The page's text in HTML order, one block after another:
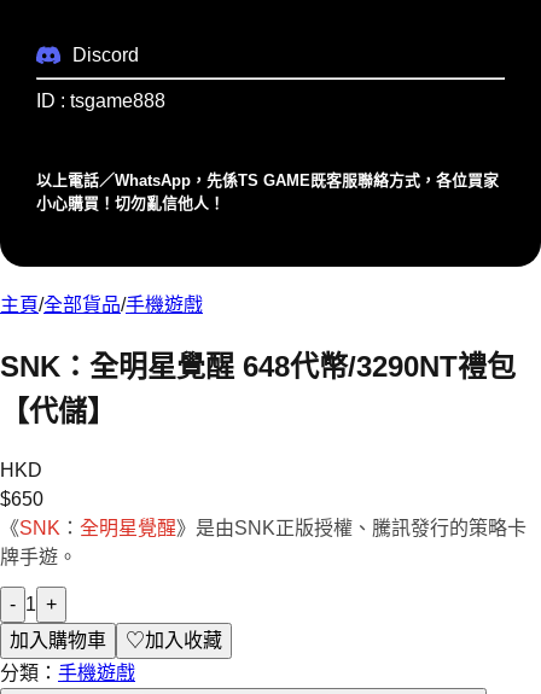
Discord
ID : tsgame888
以上電話／WhatsApp，先係TS GAME既客服聯絡⽅式，各位買家
⼩⼼購買！切勿亂信他⼈！
主頁/全部貨品/手機遊戲
SNK：全明星覺醒 648代幤/3290NT禮包
【代儲】
HKD
$650
《SNK ： 全明星覺醒》是由SNK正版授權、騰訊發行的策略卡
牌手遊。
- 1 +
加入購物車
♡加入收藏
分類： 手機遊戲